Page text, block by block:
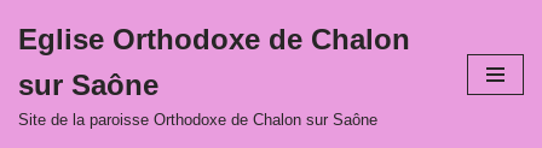
au
contenu
Eglise Orthodoxe de Chalon
sur Saône
Site de la paroisse Orthodoxe de Chalon sur Saône